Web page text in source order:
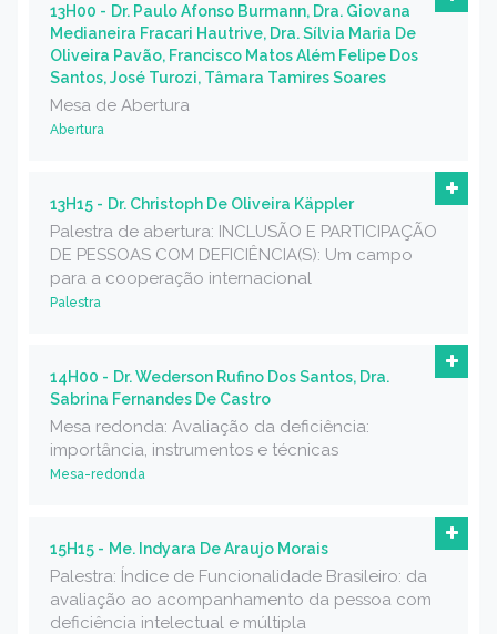
13H00 - Dr. Paulo Afonso Burmann, Dra. Giovana
Medianeira Fracari Hautrive, Dra. Sílvia Maria De
Oliveira Pavão, Francisco Matos Além Felipe Dos
Santos, José Turozi, Tâmara Tamires Soares
Mesa de Abertura
Abertura
13H15 - Dr. Christoph De Oliveira Käppler
Palestra de abertura: INCLUSÃO E PARTICIPAÇÃO
DE PESSOAS COM DEFICIÊNCIA(S): Um campo
para a cooperação internacional
Palestra
14H00 - Dr. Wederson Rufino Dos Santos, Dra.
Sabrina Fernandes De Castro
Mesa redonda: Avaliação da deficiência:
importância, instrumentos e técnicas
Mesa-redonda
15H15 - Me. Indyara De Araujo Morais
Palestra: Índice de Funcionalidade Brasileiro: da
avaliação ao acompanhamento da pessoa com
deficiência intelectual e múltipla